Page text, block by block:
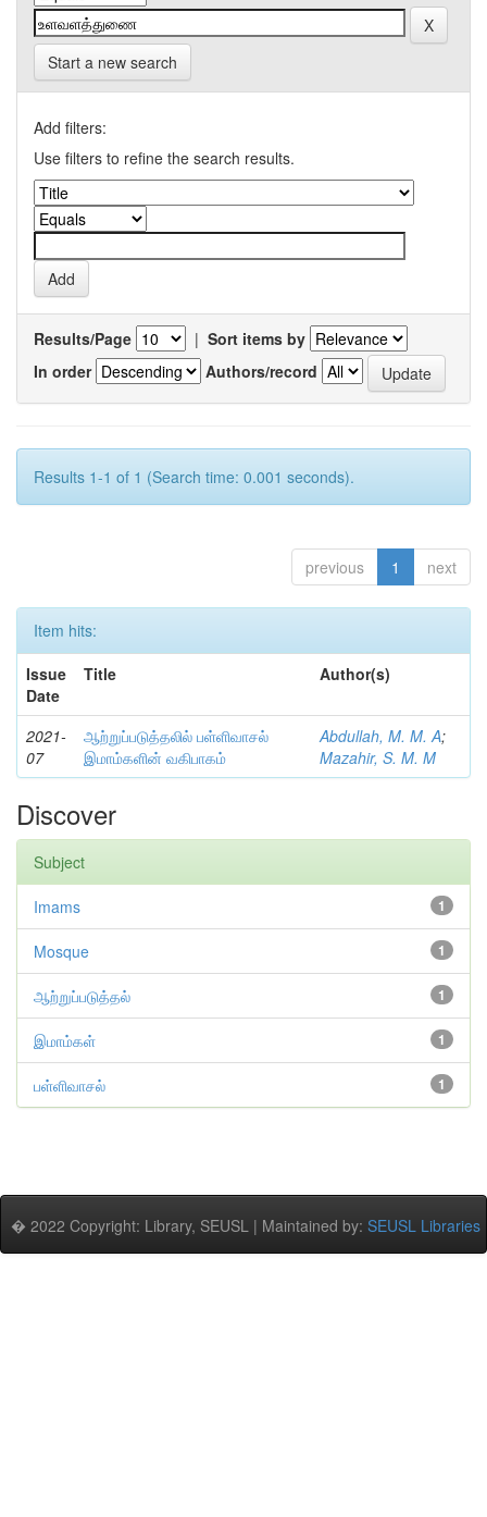
Start a new search
Add filters:
Use filters to refine the search results.
Results/Page | Sort items by
In order
Authors/record
Results 1-1 of 1 (Search time: 0.001 seconds).
previous 1 next
Item hits:
Issue
Date
Title Author(s)
2021-
07
ஆற்றுப்படுத்தலில் பள்ளிவாசல்
இமாம்களின் வகிபாகம்
Abdullah, M. M. A;
Mazahir, S. M. M
Discover
Subject
1
Imams
1
Mosque
1
ஆற்றுப்படுத்தல்
1
இமாம்கள்
1
பள்ளிவாசல்
� 2022 Copyright: Library, SEUSL | Maintained by: SEUSL Libraries